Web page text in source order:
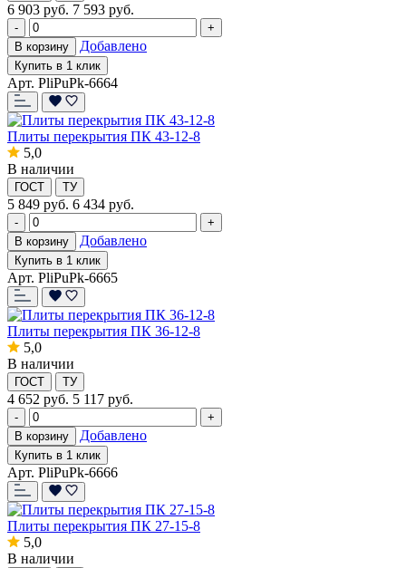
6 903 руб. 7 593 руб.
-
+
В корзину
Добавлено
Купить в 1 клик
Арт. PliPuPk-6664
Плиты перекрытия ПК 43-12-8
5,0
В наличии
ГОСТ ТУ
5 849 руб. 6 434 руб.
-
+
В корзину
Добавлено
Купить в 1 клик
Арт. PliPuPk-6665
Плиты перекрытия ПК 36-12-8
5,0
В наличии
ГОСТ ТУ
4 652 руб. 5 117 руб.
-
+
В корзину
Добавлено
Купить в 1 клик
Арт. PliPuPk-6666
Плиты перекрытия ПК 27-15-8
5,0
В наличии